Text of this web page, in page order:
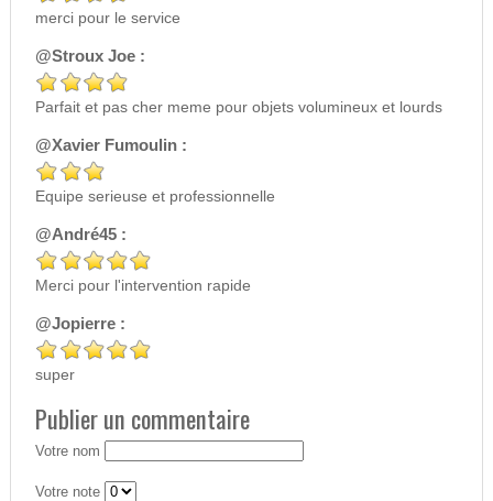
merci pour le service
@Stroux Joe :
Parfait et pas cher meme pour objets volumineux et lourds
@Xavier Fumoulin :
Equipe serieuse et professionnelle
@André45 :
Merci pour l'intervention rapide
@Jopierre :
super
Publier un commentaire
Votre nom
Votre note